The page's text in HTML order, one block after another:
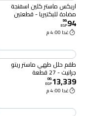
اريكس ماستر كلين اسفنجة
مضادة للبكتيريا - قطعتين
94
.
99
EGP
غدا 4:00 م
طقم حلل طهي ماستر ريتو
جرانيت - 27 قطعة
13,339
.
00
EGP
غدا 4:00 م